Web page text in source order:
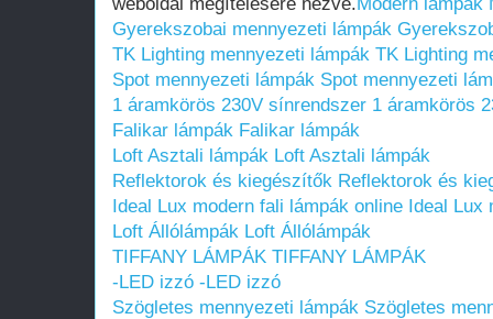
Gyerekszobai mennyezeti lámpák
TK Lighting mennyezeti lámpák TK Lighting
Spot mennyezeti lámpák Spot mennyezeti
1 áramkörös 230V sínrendszer 1 áramkörös
Falikar lámpák Falikar lámpák
Loft Asztali lámpák Loft Asztali lámpák
Reflektorok és kiegészítők Reflektorok és
Ideal Lux modern fali lámpák online Ideal Lux
Loft Állólámpák Loft Állólámpák
TIFFANY LÁMPÁK TIFFANY LÁMPÁK
-LED izzó -LED izzó
Szögletes mennyezeti lámpák Szögletes